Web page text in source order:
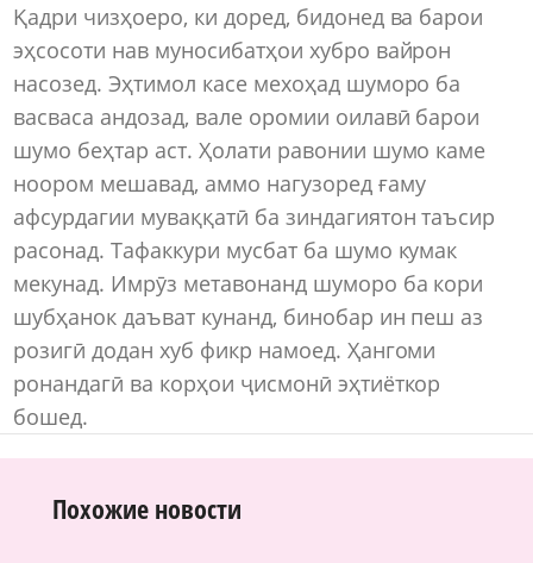
Қадри чизҳоеро, ки доред, бидонед ва барои
эҳсосоти нав муносибатҳои хубро вайрон
насозед. Эҳтимол касе мехоҳад шуморо ба
васваса андозад, вале оромии оилавӣ барои
шумо беҳтар аст. Ҳолати равонии шумо каме
ноором мешавад, аммо нагузоред ғаму
афсурдагии муваққатӣ ба зиндагиятон таъсир
расонад. Тафаккури мусбат ба шумо кумак
мекунад. Имрӯз метавонанд шуморо ба кори
шубҳанок даъват кунанд, бинобар ин пеш аз
розигӣ додан хуб фикр намоед. Ҳангоми
ронандагӣ ва корҳои ҷисмонӣ эҳтиёткор
бошед.
Похожие новости